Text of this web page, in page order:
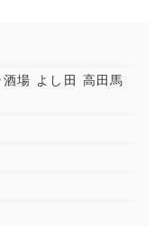
場 よし田 高田馬